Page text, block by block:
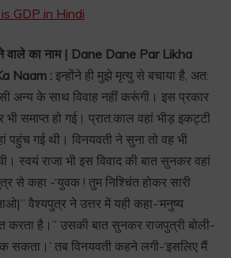
GDP in Hindi
वाले का नाम | Dane Dane Par Likha
Naam : इन्होंने ही मुझे मृत्यु से बचाया है, अत:
अन्य के साथ विवाह नहीं करूंगी। इस प्रकार
भी समाप्त हो गई। प्रात:काल वहां भीड़ इकट्टी
पहुंच गई थी। विनयवती ने सुना तो वह भी
स्वयं राजा भी इस विवाद की बात सुनकर वहां
से कहा -‘युवक ! तुम निश्चिंत होकर सारी
वैश्यपुत्र ने उत्तर में यही कहा-‘मनुष्य
करता है।” उसकी बात सुनकर राजपुत्री बोली-
सकता।’ तब विनयवती कहने लगी-‘इसलिए मैं